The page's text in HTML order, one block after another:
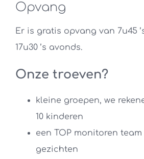
Opvang
Er is gratis opvang van 7u45
17u30 ’s avonds.
Onze troeven?
kleine groepen, we
10 kinderen
een TOP monitoren
gezichten